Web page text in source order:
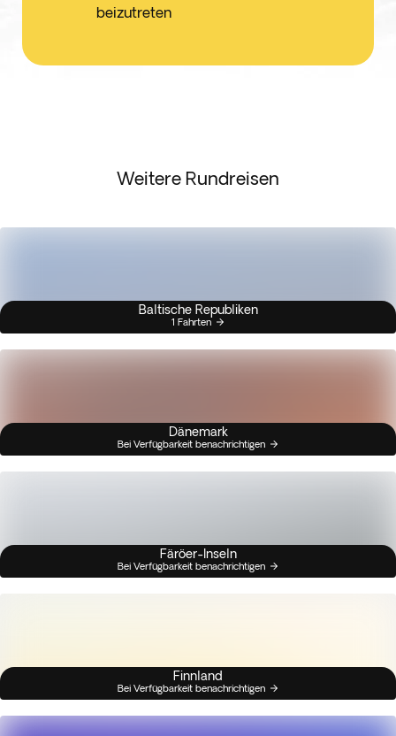
beizutreten
Weitere Rundreisen
Baltische Republiken
1 Fahrten
Dänemark
Bei Verfügbarkeit benachrichtigen
Färöer-Inseln
Bei Verfügbarkeit benachrichtigen
Finnland
Bei Verfügbarkeit benachrichtigen